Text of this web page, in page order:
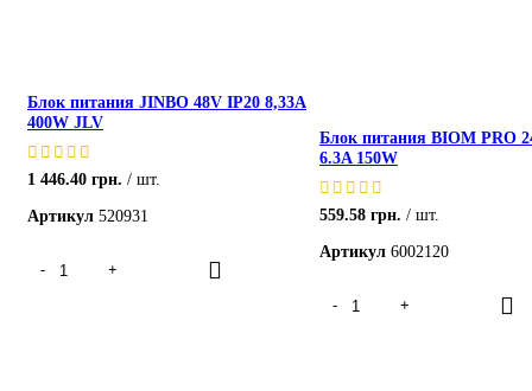
Блок питания JINBO 48V IP20 8,33A
400W JLV
1 446.40 грн.
шт.
Артикул 520931
Блок питания BIOM PRO
6.3A 150W
559.58 грн.
шт.
Артикул 6002120